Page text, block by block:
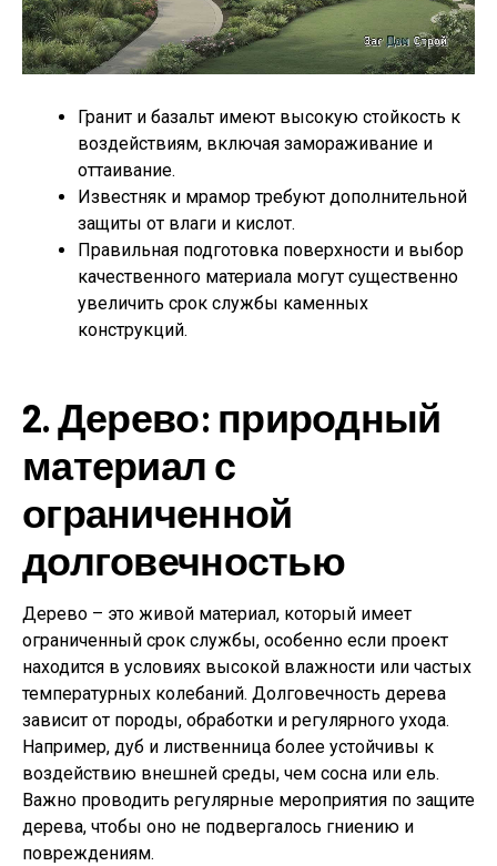
Гранит и базальт имеют высокую стойкость к
воздействиям, включая замораживание и
оттаивание.
Известняк и мрамор требуют дополнительной
защиты от влаги и кислот.
Правильная подготовка поверхности и выбор
качественного материала могут существенно
увеличить срок службы каменных
конструкций.
2. Дерево: природный
материал с
ограниченной
долговечностью
Дерево – это живой материал, который имеет
ограниченный срок службы, особенно если проект
находится в условиях высокой влажности или частых
температурных колебаний. Долговечность дерева
зависит от породы, обработки и регулярного ухода.
Например, дуб и лиственница более устойчивы к
воздействию внешней среды, чем сосна или ель.
Важно проводить регулярные мероприятия по защите
дерева, чтобы оно не подвергалось гниению и
повреждениям.